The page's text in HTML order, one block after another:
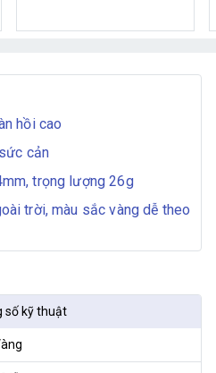
hồi cao
cản
trọng lượng 26g
trời, màu sắc vàng dễ theo
số kỹ thuật